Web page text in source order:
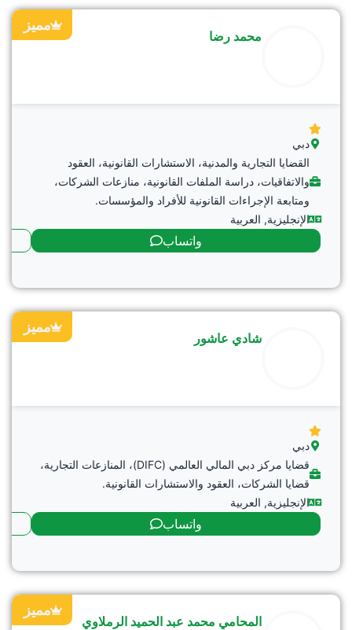
مميز
محمد رضا
دبي
القضايا التجارية والمدنية، الاستشارات القانونية، العقود
والاتفاقيات، دراسة الملفات القانونية، منازعات الشركات،
ومتابعة الإجراءات القانونية للأفراد والمؤسسات.
الإنجليزية, العربية
واتساب
مميز
شادي عاشور
دبي
قضايا مركز دبي المالي العالمي (DIFC)، المنازعات التجارية،
قضايا الشركات، العقود والاستشارات القانونية.
الإنجليزية, العربية
واتساب
مميز
المحامي محمد عبد الحميد الرملاوي